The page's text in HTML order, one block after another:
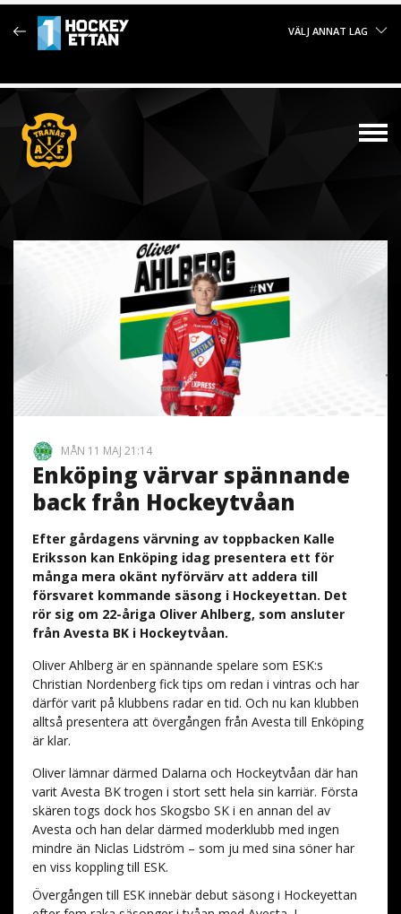
VÄLJ ANNAT LAG
MÅN 11 MAJ 21:14
Enköping värvar spännande
back från Hockeytvåan
Efter gårdagens värvning av toppbacken Kalle
Eriksson kan Enköping idag presentera ett för
många mera okänt nyförvärv att addera till
försvaret kommande säsong i Hockeyettan. Det
rör sig om 22-åriga Oliver Ahlberg, som ansluter
från Avesta BK i Hockeytvåan.
Oliver Ahlberg är en spännande spelare som ESK:s
Christian Nordenberg fick tips om redan i vintras och har
därför varit på klubbens radar en tid. Och nu kan klubben
alltså presentera att övergången från Avesta till Enköping
är klar.
Oliver lämnar därmed Dalarna och Hockeytvåan där han
varit Avesta BK trogen i stort sett hela sin karriär. Första
skären togs dock hos Skogsbo SK i en annan del av
Avesta och han delar därmed moderklubb med ingen
mindre än Niclas Lidström – som ju med sina söner har
en viss koppling till ESK.
Övergången till ESK innebär debut säsong i Hockeyettan